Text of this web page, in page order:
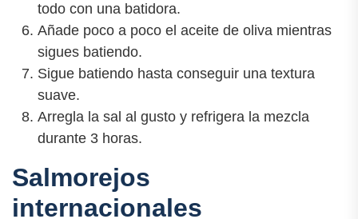
todo con una batidora.
Añade poco a poco el aceite de oliva mientras
sigues batiendo.
Sigue batiendo hasta conseguir una textura
suave.
Arregla la sal al gusto y refrigera la mezcla
durante 3 horas.
Salmorejos
internacionales